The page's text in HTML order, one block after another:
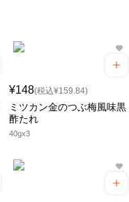
¥148(税込¥159.84)
ミツカン金のつぶ梅風味黒
酢たれ
40gx3